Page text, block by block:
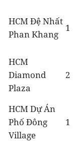
HCM Đệ Nhất
Phan Khang
1
HCM
Diamond
Plaza
2
HCM Dự Án
Phố Đông
Village
1